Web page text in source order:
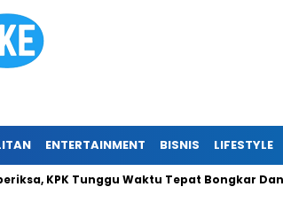
ENTERTAINMENT BISNIS LIFESTYLE
Tunggu Waktu Tepat Bongkar Dana Hibah